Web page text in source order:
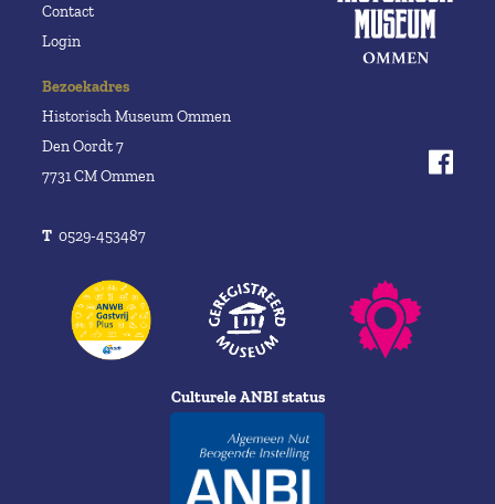
Bezoekadres
Historisch Museum Ommen
Den Oordt 7
7731 CM Ommen
T 0529-453487
Contact
Login
Culturele ANBI status